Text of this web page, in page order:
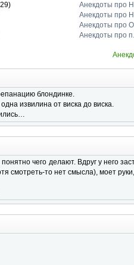
Анекдоты про
Анекдоты про
Анекдоты про
Анекдоты про
блондинке.
извилина от виска до виска.
чего делают. Вдруг у него
смотреть-то нет смысла), моет